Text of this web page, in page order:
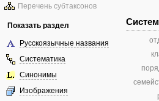
Перечень субтаксонов
Показать раздел
Русскоязычные названия
Систематика
Синонимы
Изображения